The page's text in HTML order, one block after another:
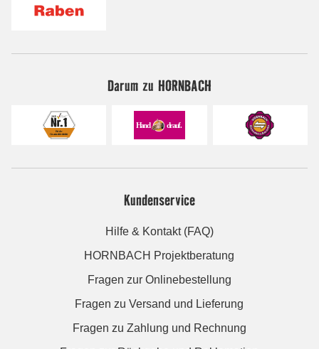
Darum zu HORNBACH
Kundenservice
Hilfe & Kontakt (FAQ)
HORNBACH Projektberatung
Fragen zur Onlinebestellung
Fragen zu Versand und Lieferung
Fragen zu Zahlung und Rechnung